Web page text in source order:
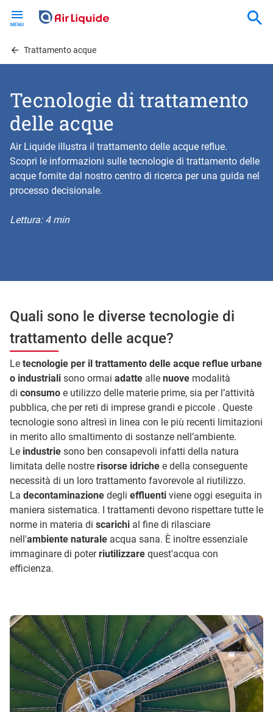
contentTrattamento acque
Tecnologie di trattamento
delle acque
Air Liquide illustra il trattamento delle acque reflue.
Scopri le informazioni sulle tecnologie di trattamento delle
acque fornite dal nostro centro di ricerca per una guida nel
processo decisionale.
Lettura: 4 min
Quali sono le diverse tecnologie di
trattamento delle acque?
Le tecnologie per il trattamento delle acque reflue urbane
o industriali sono ormai adatte alle nuove modalità
di consumo e utilizzo delle materie prime, sia per l’attività
pubblica, che per reti di imprese grandi e piccole . Queste
tecnologie sono altresì in linea con le più recenti limitazioni
in merito allo smaltimento di sostanze nell’ambiente.
Le industrie sono ben consapevoli infatti della natura
limitata delle nostre risorse idriche e della conseguente
necessità di un loro trattamento favorevole al riutilizzo.
La decontaminazione degli effluenti viene oggi eseguita in
maniera sistematica. I trattamenti devono rispettare tutte le
norme in materia di scarichi al fine di rilasciare
nell'ambiente naturale acqua sana. È inoltre essenziale
immaginare di poterriutilizzare quest'acqua con
efficienza.